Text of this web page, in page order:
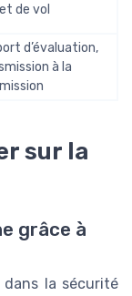
de vol
d’évaluation,
à la
sur la
grâce à
dans la sécurité